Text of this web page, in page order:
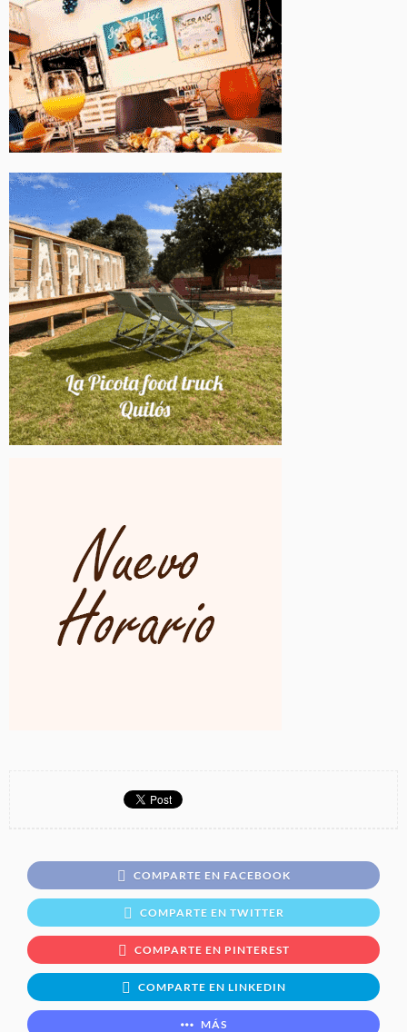
COMPARTE EN FACEBOOK
COMPARTE EN TWITTER
COMPARTE EN PINTEREST
COMPARTE EN LINKEDIN
MÁS